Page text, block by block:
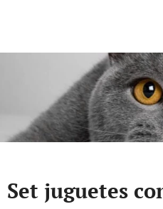
Set juguetes